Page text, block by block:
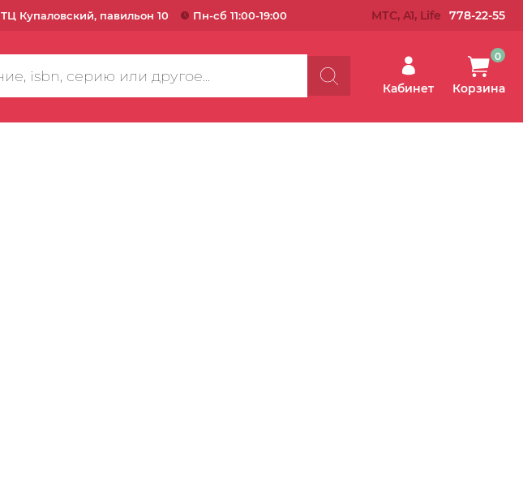
ТЦ Купаловский, павильон 10 Пн-сб 11:00-19:00 МТС, A1, Life 778-22-55
Кабинет Корзина
0